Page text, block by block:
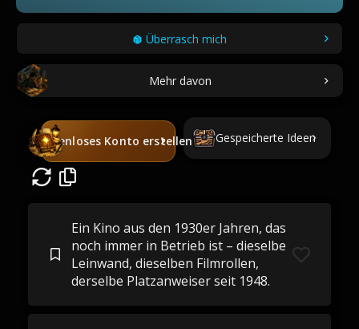
Überrasch mich
Mehr davon
Kostenloses Konto erstellen Gespeicherte Ideen
Ein Kino aus den 1930er Jahren, das
noch immer in Betrieb ist – dieselbe
Leinwand, dieselben Filmrollen,
derselbe Platzanweiser seit 1948.